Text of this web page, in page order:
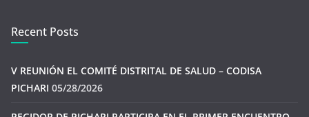
Recent Posts
V REUNIÓN EL COMITÉ DISTRITAL DE SALUD – CODISA
PICHARI 05/28/2026